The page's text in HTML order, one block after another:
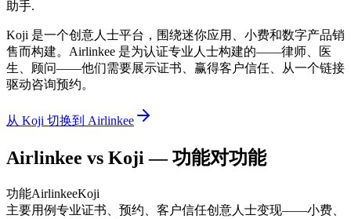
助手.
Koji 是一个创意人士平台，围绕迷你应用、小费和数字产品销
售而构建。Airlinkee 是为认证专业人士构建的——律师、医
生、顾问——他们需要展示证书、赢得客户信任、从一个链接
驱动咨询预约。
从 Koji 切换到 Airlinkee
Airlinkee vs Koji — 功能对功能
功能AirlinkeeKoji
主要用例专业证书、预约、客户信任创意人士变现——小费、